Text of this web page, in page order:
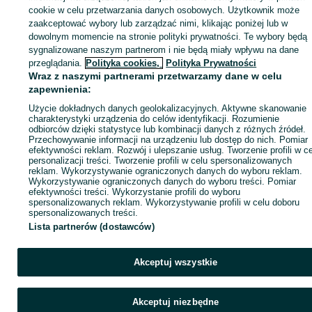
KATEGORIA
ID:972273494 Wyświetlenia:
cookie w celu przetwarzania danych osobowych. Użytkownik może
zaakceptować wybory lub zarządzać nimi, klikając poniżej lub w
dowolnym momencie na stronie polityki prywatności. Te wybory będą
sygnalizowane naszym partnerom i nie będą miały wpływu na dane
przeglądania. Polityka cookies, Polityka Prywatności
Wraz z naszymi partnerami przetwarzamy dane w celu
zapewnienia:
Użycie dokładnych danych geolokalizacyjnych. Aktywne skanowanie
charakterystyki urządzenia do celów identyfikacji. Rozumienie
odbiorców dzięki statystyce lub kombinacji danych z różnych źródeł.
Przechowywanie informacji na urządzeniu lub dostęp do nich. Pomiar
efektywności reklam. Rozwój i ulepszanie usług. Tworzenie profili w
personalizacji treści. Tworzenie profili w celu spersonalizowanych
reklam. Wykorzystywanie ograniczonych danych do wyboru reklam.
Wykorzystywanie ograniczonych danych do wyboru treści. Pomiar
efektywności treści. Wykorzystanie profili do wyboru
spersonalizowanych reklam. Wykorzystywanie profili w celu doboru
spersonalizowanych treści.
Lista partnerów (dostawców)
Akceptuj wszystkie
Akceptuj niezbędne